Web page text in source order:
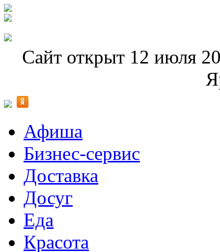
Сайт открыт 12 июля
Афиша
Бизнес-сервис
Доставка
Досуг
Еда
Красота